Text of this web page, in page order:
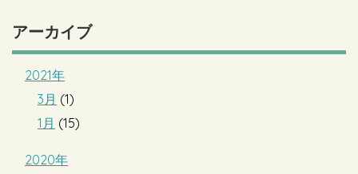
アーカイブ
2021年
3月 (1)
1月 (15)
2020年